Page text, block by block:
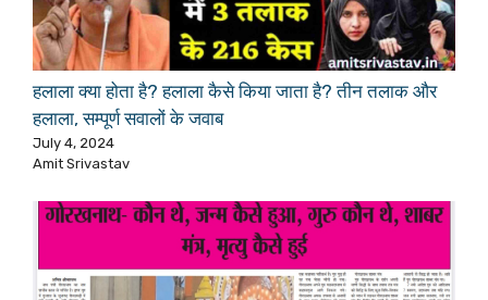
हलाला क्या होता है? हलाला कैसे किया जाता है? तीन तलाक और
हलाला, सम्पूर्ण सवालों के जवाब
July 4, 2024
Amit Srivastav